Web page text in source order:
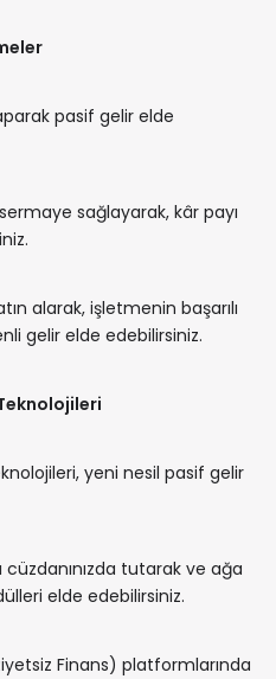
pasif gelir elde
sağlayarak, kâr payı
alarak, işletmenin başarılı
gelir elde edebilirsiniz.
yeni nesil pasif gelir
cüzdanınızda tutarak ve ağa
elde edebilirsiniz.
Finans) platformlarında